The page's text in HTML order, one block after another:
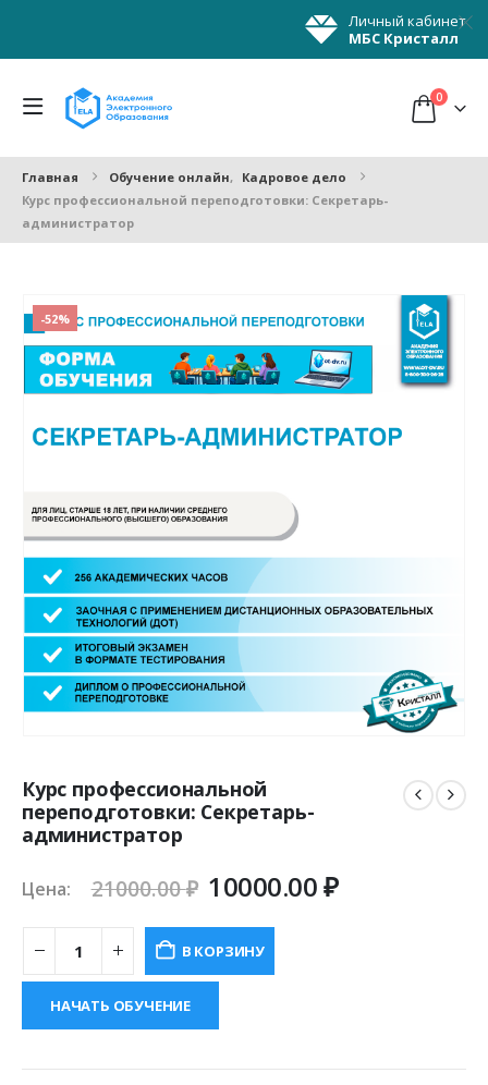
Личный кабинет
МБС Кристалл
0
Главная Обучение онлайн, Кадровое дело
Курс профессиональной переподготовки: Секретарь-
администратор
-52%
Курс профессиональной
переподготовки: Секретарь-
администратор
Цена: 21000.00₽ Первоначальная
составляла
21000.00 ₽.
10000.00₽Текущая
В КОРЗИНУ
НАЧАТЬ ОБУЧЕНИЕ